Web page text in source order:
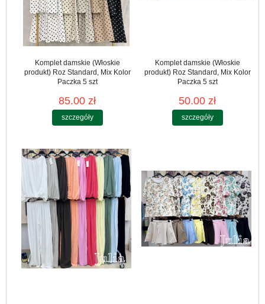
Komplet damskie (Włoskie
produkt) Roz Standard, Mix Kolor
Paczka 5 szt
85.00 zł
szczegóły
Komplet damskie (Włoskie
produkt) Roz Standard, Mix Kolor
Paczka 5 szt
50.00 zł
szczegóły